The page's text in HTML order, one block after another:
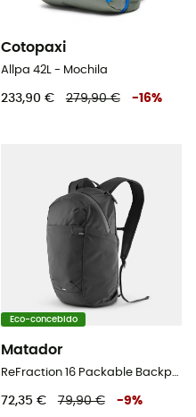
Cotopaxi
Allpa 42L - Mochila
233,90 € 279,90 € -16%
Eco-concebido
Matador
72,35 € 79,90 € -9%